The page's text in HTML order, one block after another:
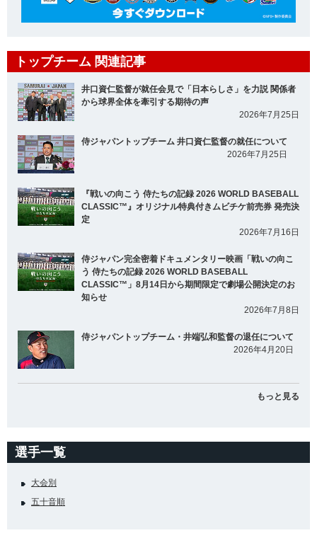
トップチーム 関連記事
井口資仁監督が就任会見で「日本らしさ」を力説 関係者
から球界全体を牽引する期待の声
2026年7月25日
侍ジャパントップチーム 井口資仁監督の就任について
2026年7月25日
『戦いの向こう 侍たちの記録 2026 WORLD BASEBALL
CLASSIC™』オリジナル特典付きムビチケ前売券 発売決
定
2026年7月16日
侍ジャパン完全密着ドキュメンタリー映画「戦いの向こ
う 侍たちの記録 2026 WORLD BASEBALL
CLASSIC™」8月14日から期間限定で劇場公開決定のお
知らせ
2026年7月8日
侍ジャパントップチーム・井端弘和監督の退任について
2026年4月20日
もっと見る
選手一覧
大会別
五十音順